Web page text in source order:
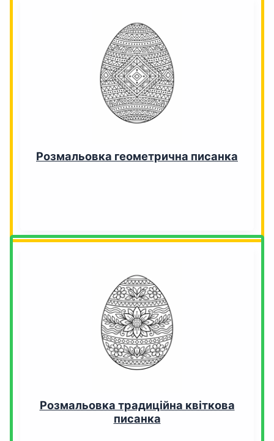
Розмальовка геометрична писанка
Розмальовка традиційна квіткова
писанка